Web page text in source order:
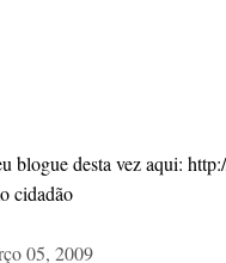
blogue desta vez aqui:
cidadão
05, 2009